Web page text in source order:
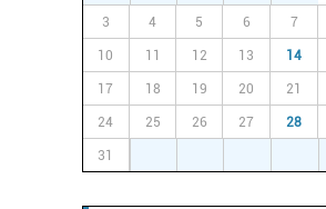
teknologia erabiliz, cookieak adibidez,
pertsonalizatuak eskaintzeko,
neurtzeko, jendeari buruzko
produktuak garatzeko. Zure datuak
erabiltzen dituen hauta dezakezu.
Bazkide batzuek ez dizute baimenik
3 4 5 6 7
10 11 12 13 14
17 18 19 20 21
24 25 26 27 28
31